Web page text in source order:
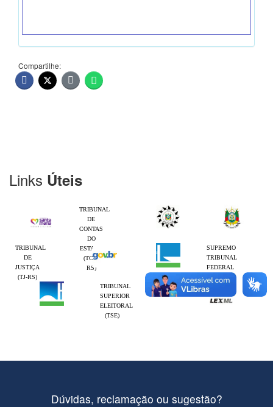
Compartilhe:
Links Úteis
TRIBUNAL
DE
CONTAS
DO
ESTADO
(TCE-
RS)
TRIBUNAL
DE
JUSTIÇA
(TJ-RS)
SUPREMO
TRIBUNAL
FEDERAL
(STF)
TRIBUNAL
SUPERIOR
ELEITORAL
(TSE)
Dúvidas, reclamação ou sugestão?